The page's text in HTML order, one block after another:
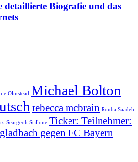
detaillierte Biografie und das
Olmstead Michael Bolton
rebecca mcbrain Rouba Saadeh
Seargeoh Stallone Ticker: Teilnehmer:
gegen FC Bayern